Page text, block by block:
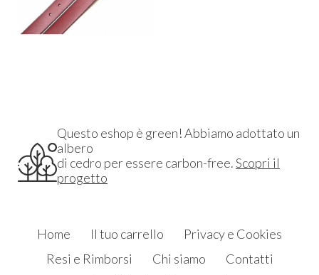
Questo eshop è green! Abbiamo adottato un
albero
di cedro per essere carbon-free.Scopri il
progetto
Home Il tuo carrello
Privacy e Cookies
Resi e Rimborsi
Chi siamo
Contatti